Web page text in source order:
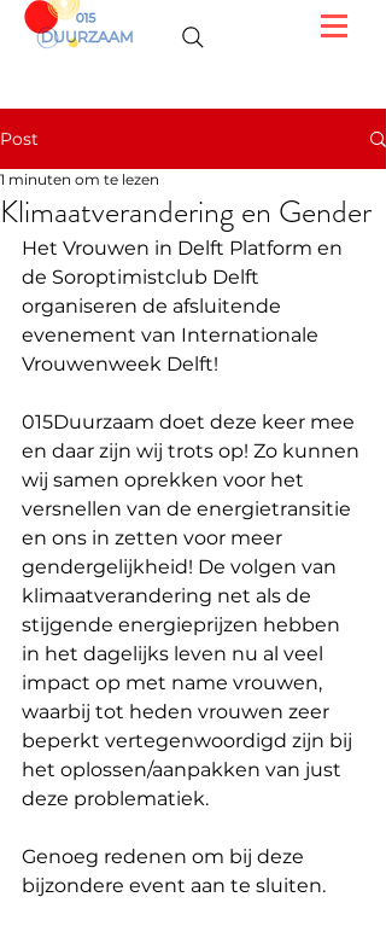
Post
Klimaatverandering en Gender
1 minuten om te lezen
Het Vrouwen in Delft Platform en
de Soroptimistclub Delft
organiseren de afsluitende
evenement van Internationale
Vrouwenweek Delft!
015Duurzaam doet deze keer mee
en daar zijn wij trots op! Zo kunnen
wij samen oprekken voor het
versnellen van de energietransitie
en ons in zetten voor meer
gendergelijkheid! De volgen van
klimaatverandering net als de
stijgende energieprijzen hebben
in het dagelijks leven nu al veel
impact op met name vrouwen,
waarbij tot heden vrouwen zeer
beperkt vertegenwoordigd zijn bij
het oplossen/aanpakken van just
deze problematiek.
Genoeg redenen om bij deze
bijzondere event aan te sluiten.